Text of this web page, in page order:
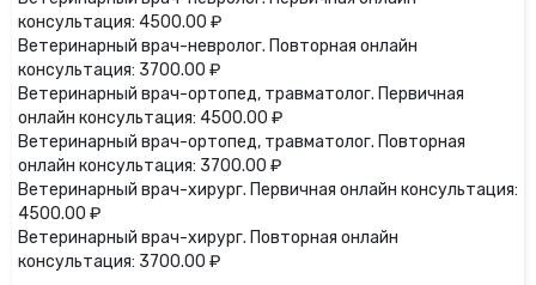
консультация: 4500.00 ₽
Ветеринарный врач-невролог. Повторная онлайн
консультация: 3700.00 ₽
Ветеринарный врач-ортопед, травматолог. Первичная
онлайн консультация: 4500.00 ₽
Ветеринарный врач-ортопед, травматолог. Повторная
онлайн консультация: 3700.00 ₽
Ветеринарный врач-хирург. Первичная онлайн консультация:
4500.00 ₽
Ветеринарный врач-хирург. Повторная онлайн
консультация: 3700.00 ₽